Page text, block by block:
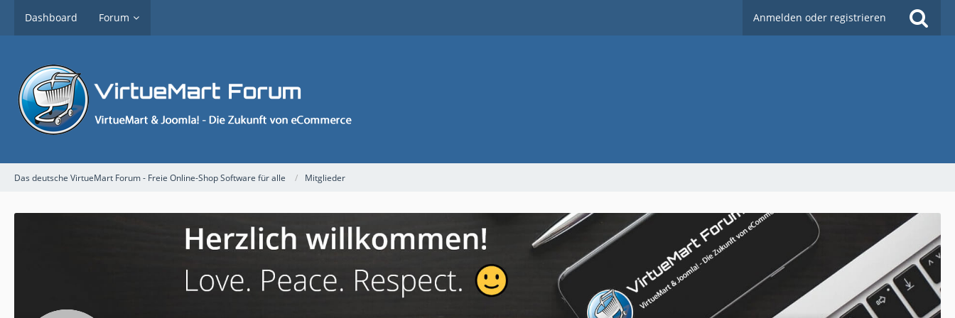
Dashboard Forum Anmelden oder registrieren
Das deutsche VirtueMart Forum - Freie Online-Shop Software für alle Mitglieder